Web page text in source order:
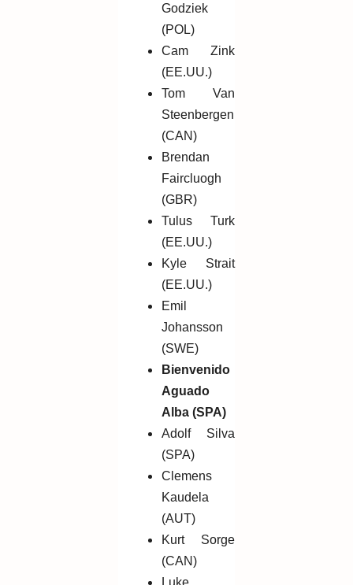
Godziek
(POL)
Cam Zink
(EE.UU.)
Tom Van
Steenbergen
(CAN)
Brendan
Faircluogh
(GBR)
Tulus Turk
(EE.UU.)
Kyle Strait
(EE.UU.)
Emil
Johansson
(SWE)
Bienvenido
Aguado
Alba (SPA)
Adolf Silva
(SPA)
Clemens
Kaudela
(AUT)
Kurt Sorge
(CAN)
Luke